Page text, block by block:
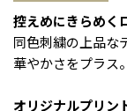
控えめにきらめく
同色刺繍の上品な
華やかさをプラス。
オリジナルプリン